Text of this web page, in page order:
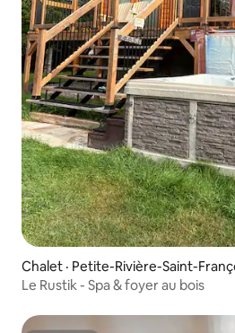
Chalet · Petite-Rivière-Saint-
Le Rustik - Spa & foyer au bois